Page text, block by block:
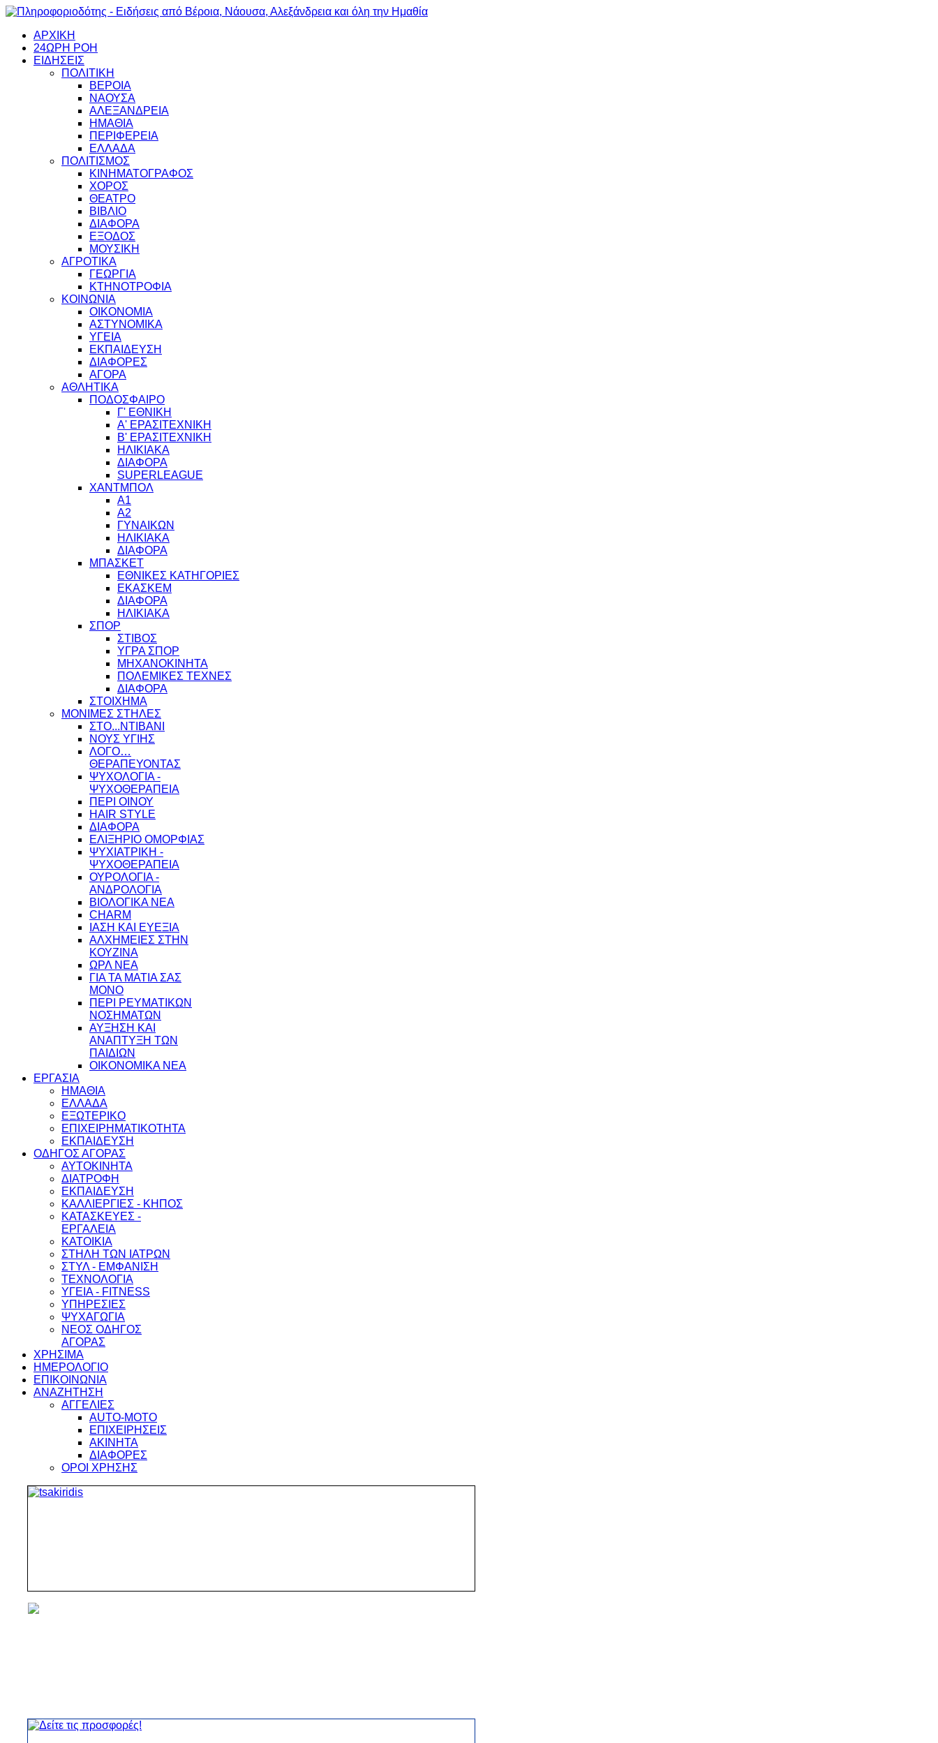
ΑΡΧΙΚΗ
24ΩΡΗ ΡΟΗ
ΕΙΔΗΣΕΙΣ
ΠΟΛΙΤΙΚΗ
ΒΕΡΟΙΑ
ΝΑΟΥΣΑ
ΑΛΕΞΑΝΔΡΕΙΑ
ΗΜΑΘΙΑ
ΠΕΡΙΦΕΡΕΙΑ
ΕΛΛΑΔΑ
ΠΟΛΙΤΙΣΜΟΣ
ΚΙΝΗΜΑΤΟΓΡΑΦΟΣ
ΧΟΡΟΣ
ΘΕΑΤΡΟ
ΒΙΒΛΙΟ
ΔΙΑΦΟΡΑ
ΕΞΟΔΟΣ
ΜΟΥΣΙΚΗ
ΑΓΡΟΤΙΚΑ
ΓΕΩΡΓΙΑ
ΚΤΗΝΟΤΡΟΦΙΑ
ΚΟΙΝΩΝΙΑ
ΟΙΚΟΝΟΜΙΑ
ΑΣΤΥΝΟΜΙΚΑ
ΥΓΕΙΑ
ΕΚΠΑΙΔΕΥΣΗ
ΔΙΑΦΟΡΕΣ
ΑΓΟΡΑ
ΑΘΛΗΤΙΚΑ
ΠΟΔΟΣΦΑΙΡΟ
Γ' ΕΘΝΙΚΗ
Α' ΕΡΑΣΙΤΕΧΝΙΚΗ
Β' ΕΡΑΣΙΤΕΧΝΙΚΗ
ΗΛΙΚΙΑΚΑ
ΔΙΑΦΟΡΑ
SUPERLEAGUE
ΧΑΝΤΜΠΟΛ
Α1
Α2
ΓΥΝΑΙΚΩΝ
ΗΛΙΚΙΑΚΑ
ΔΙΑΦΟΡΑ
ΜΠΑΣΚΕΤ
ΕΘΝΙΚΕΣ ΚΑΤΗΓΟΡΙΕΣ
ΕΚΑΣΚΕΜ
ΔΙΑΦΟΡΑ
ΗΛΙΚΙΑΚΑ
ΣΠΟΡ
ΣΤΙΒΟΣ
ΥΓΡΑ ΣΠΟΡ
ΜΗΧΑΝΟΚΙΝΗΤΑ
ΠΟΛΕΜΙΚΕΣ ΤΕΧΝΕΣ
ΔΙΑΦΟΡΑ
ΣΤΟΙΧΗΜΑ
ΜΟΝΙΜΕΣ ΣΤΗΛΕΣ
ΣΤΟ...ΝΤΙΒΑΝΙ
ΝΟΥΣ ΥΓΙΗΣ
ΛΟΓΟ…
ΘΕΡΑΠΕΥΟΝΤΑΣ
ΨΥΧΟΛΟΓΙΑ -
ΨΥΧΟΘΕΡΑΠΕΙΑ
ΠΕΡΙ ΟΙΝΟΥ
HAIR STYLE
ΔΙΑΦΟΡΑ
ΕΛΙΞΗΡΙΟ ΟΜΟΡΦΙΑΣ
ΨΥΧΙΑΤΡΙΚΗ -
ΨΥΧΟΘΕΡΑΠΕΙΑ
ΟΥΡΟΛΟΓΙΑ -
ΑΝΔΡΟΛΟΓΙΑ
ΒΙΟΛΟΓΙΚΑ ΝΕΑ
CHARM
ΙΑΣΗ ΚΑΙ ΕΥΕΞΙΑ
ΑΛΧΗΜΕΙΕΣ ΣΤΗΝ
ΚΟΥΖΙΝΑ
ΩΡΛ ΝEA
ΓΙΑ ΤΑ ΜΑΤΙΑ ΣΑΣ
ΜΟΝΟ
ΠΕΡΙ ΡΕΥΜΑΤΙΚΩΝ
ΝΟΣΗΜΑΤΩΝ
ΑΥΞΗΣΗ ΚΑΙ
ΑΝΑΠΤΥΞΗ ΤΩΝ
ΠΑΙΔΙΩΝ
ΟΙΚΟΝΟΜΙΚΑ ΝΕΑ
ΕΡΓΑΣΙΑ
ΗΜΑΘΙΑ
ΕΛΛΑΔΑ
ΕΞΩΤΕΡΙΚΟ
ΕΠΙΧΕΙΡΗΜΑΤΙΚΟΤΗΤΑ
ΕΚΠΑΙΔΕΥΣΗ
ΟΔΗΓΟΣ ΑΓΟΡΑΣ
ΑΥΤΟΚΙΝΗΤΑ
ΔΙΑΤΡΟΦΗ
ΕΚΠΑΙΔΕΥΣΗ
ΚΑΛΛΙΕΡΓΙΕΣ - ΚΗΠΟΣ
ΚΑΤΑΣΚΕΥΕΣ -
ΕΡΓΑΛΕΙΑ
ΚΑΤΟΙΚΙΑ
ΣΤΗΛΗ ΤΩΝ ΙΑΤΡΩΝ
ΣΤΥΛ - ΕΜΦΑΝΙΣΗ
ΤΕΧΝΟΛΟΓΙΑ
ΥΓΕΙΑ - FITNESS
ΥΠΗΡΕΣΙΕΣ
ΨΥΧΑΓΩΓΙΑ
ΝΕΟΣ ΟΔΗΓΟΣ
ΑΓΟΡΑΣ
ΧΡΗΣΙΜΑ
ΗΜΕΡΟΛΟΓΙΟ
ΕΠΙΚΟΙΝΩΝΙΑ
ΑΝΑΖΗΤΗΣΗ
ΑΓΓΕΛΙΕΣ
AUTO-MOTO
ΕΠΙΧΕΙΡΗΣΕΙΣ
ΑΚΙΝΗΤΑ
ΔΙΑΦΟΡΕΣ
ΟΡΟΙ ΧΡΗΣΗΣ